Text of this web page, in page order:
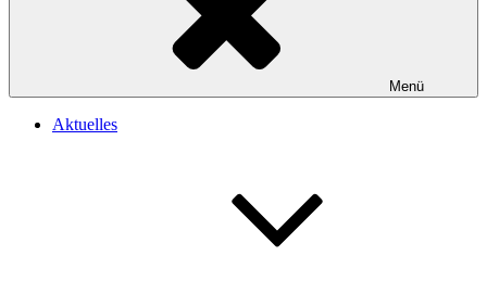
Menü
Aktuelles